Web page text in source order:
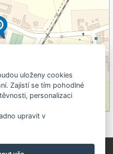
programu vyhrazena!)
(Cookies)
uloženy cookies
Zajistí se tím pohodlné
personalizaci
upravit v